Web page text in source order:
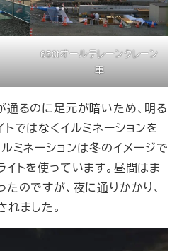
650tオールテレーンクレーン
車
通るのに足元が暗いため、明る
ではなくイルミネーションを
ミネーションは冬のイメージで
トを使っています。昼間はま
のですが、夜に通りかかり、
ました。